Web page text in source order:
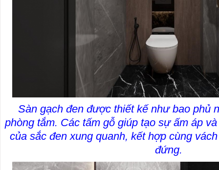
Sàn gạch đen được thiết kế như bao phủ
phòng tắm. Các tấm gỗ giúp tạo sự ấm áp
của sắc đen xung quanh, kết hợp cùng
đứng.